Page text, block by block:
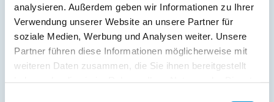
analysieren. Außerdem geben wir Informationen zu Ihrer
Verwendung unserer Website an unsere Partner für
soziale Medien, Werbung und Analysen weiter. Unsere
Partner führen diese Informationen möglicherweise mit
weiteren Daten zusammen, die Sie ihnen bereitgestellt